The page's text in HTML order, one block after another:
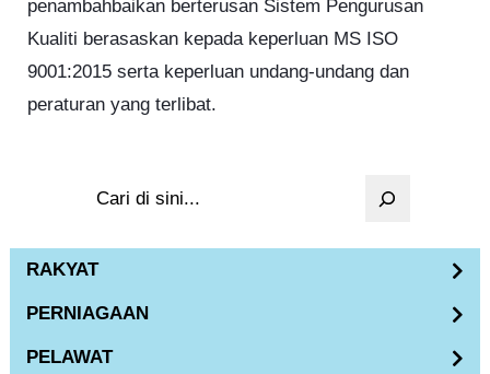
penambahbaikan berterusan Sistem Pengurusan
Kualiti berasaskan kepada keperluan MS ISO
9001:2015 serta keperluan undang-undang dan
peraturan yang terlibat.
c
h
RAKYAT
PERNIAGAAN
PELAWAT